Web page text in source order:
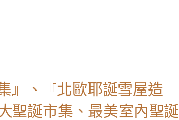
』、『北歐耶誕雪屋造
聖誕市集、最美室內聖誕